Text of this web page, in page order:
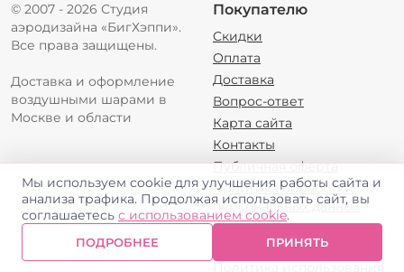
© 2007 - 2026 Студия
аэродизайна «БигХэппи».
Все права защищены.
Доставка и оформление
воздушными шарами в
Москве и области
Покупателю
Скидки
Оплата
Доставка
Вопрос-ответ
Карта сайта
Контакты
Публичная оферта
Политика обработки
персональных данных
Пользовательское
соглашение
Мы используем cookie для улучшения работы сайта и
анализа трафика. Продолжая использовать сайт, вы
соглашаетесь с использованием cookie.
ПОДРОБНЕЕ ПРИНЯТЬ